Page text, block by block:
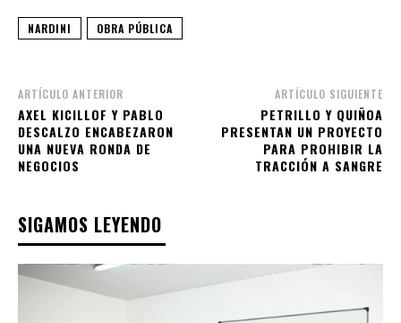
NARDINI OBRA PÚBLICA
ARTÍCULO ANTERIOR
AXEL KICILLOF Y PABLO
DESCALZO ENCABEZARON
UNA NUEVA RONDA DE
NEGOCIOS
ARTÍCULO SIGUIENTE
PETRILLO Y QUIÑOA
PRESENTAN UN PROYECTO
PARA PROHIBIR LA
TRACCIÓN A SANGRE
SIGAMOS LEYENDO